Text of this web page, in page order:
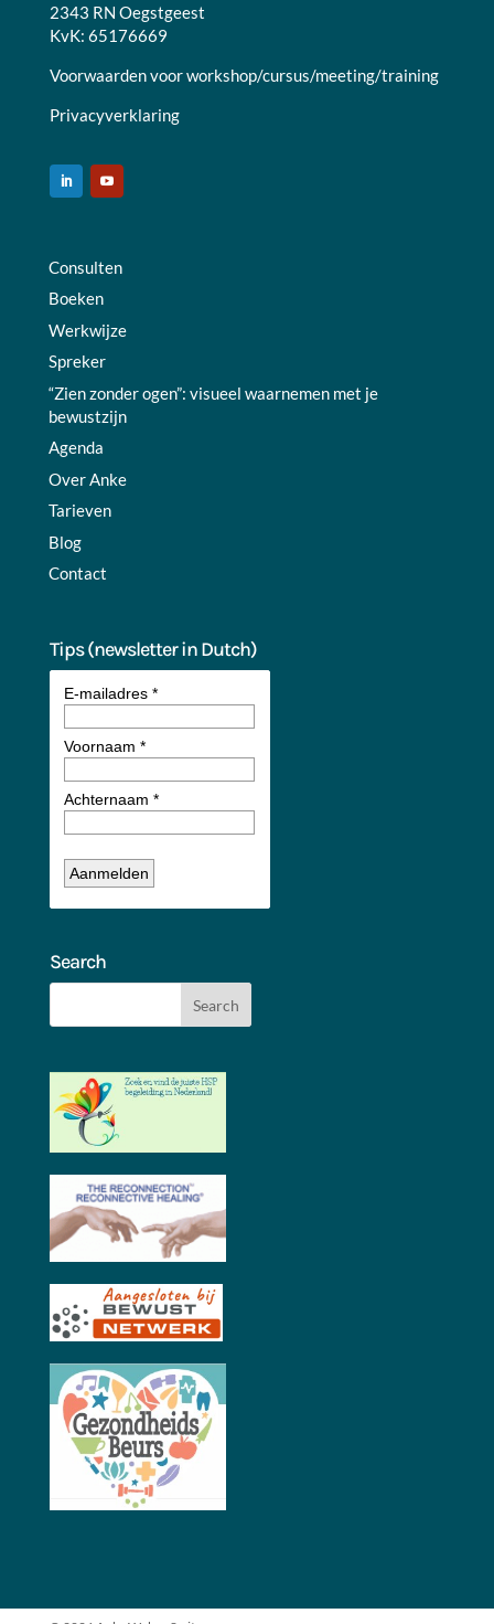
2343 RN Oegstgeest
KvK: 65176669
Voorwaarden voor workshop/cursus/meeting/training
Privacyverklaring
Consulten
Boeken
Werkwijze
Spreker
“Zien zonder ogen”: visueel waarnemen met je
bewustzijn
Agenda
Over Anke
Tarieven
Blog
Contact
Tips (newsletter in Dutch)
Search